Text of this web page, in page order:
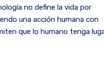
no define la vida por
una acción humana con
que lo humano tenga